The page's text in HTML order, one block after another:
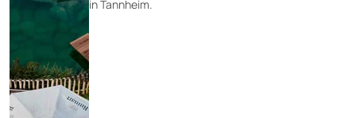
in Tannheim.